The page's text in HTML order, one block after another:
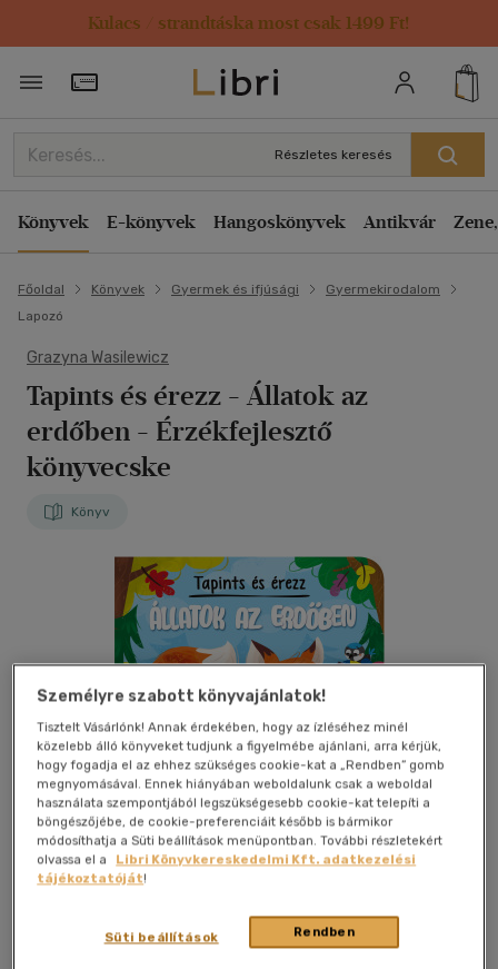
Kulacs / strandtáska most csak 1499 Ft!
Törzsvásárlói Kártya adatai
Részletes keresés
Könyvek E-könyvek Hangoskönyvek Antikvár
Főoldal Könyvek Gyermek és ifjúsági
Gyermekirodalom
Lapozó
Grazyna Wasilewicz
Tapints és érezz - Állatok az
erdőben - Érzékfejlesztő
könyvecske
Könyv
Személyre szabott könyvajánlatok!
Tisztelt Vásárlónk! Annak érdekében, hogy az ízléséhez minél
közelebb álló könyveket tudjunk a figyelmébe ajánlani, arra kérjük,
hogy fogadja el az ehhez szükséges cookie-kat a „Rendben” gomb
megnyomásával. Ennek hiányában weboldalunk csak a weboldal
használata szempontjából legszükségesebb cookie-kat telepíti a
böngészőjébe, de cookie-preferenciáit később is bármikor
módosíthatja a Süti beállítások menüpontban. További részletekért
olvassa el a
Libri Könyvkereskedelmi Kft. adatkezelési
tájékoztatóját!
Rendben
Süti beállítások